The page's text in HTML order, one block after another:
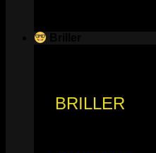
BRILLER